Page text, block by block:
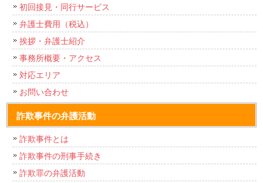
初回接見・同行サービス
弁護士費用（税込）
挨拶・弁護士紹介
事務所概要・アクセス
対応エリア
お問い合わせ
詐欺事件の弁護活動
詐欺事件とは
詐欺事件の刑事手続き
詐欺罪の弁護活動